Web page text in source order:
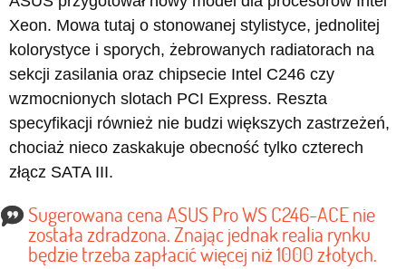
Xeon. Mowa tutaj o stonowanej stylistyce, jednolitej
kolorystyce i sporych, żebrowanych radiatorach na
sekcji zasilania oraz chipsecie Intel C246 czy
wzmocnionych slotach PCI Express. Reszta
specyfikacji również nie budzi większych zastrzeżeń,
chociaż nieco zaskakuje obecność tylko czterech
złącz SATA III.
Sugerowana cena ASUS Pro WS C246-ACE nie
została zdradzona. Znając jednak realia rynku
będzie trzeba zapłacić więcej niż 1000 złotych.